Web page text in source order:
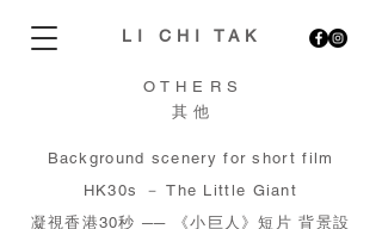
LI CHI TAK
OTHERS
​其他
Background scenery for short film
HK30s － The Little Giant
凝視香港30秒 ── 《小巨人》短片 背景設